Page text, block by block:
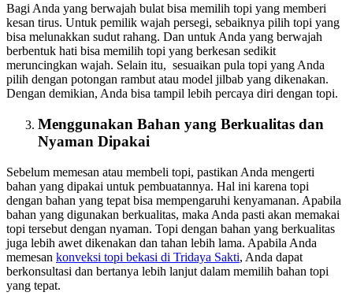
Bagi Anda yang berwajah bulat bisa memilih topi yang memberi
kesan tirus. Untuk pemilik wajah persegi, sebaiknya pilih topi yang
bisa melunakkan sudut rahang. Dan untuk Anda yang berwajah
berbentuk hati bisa memilih topi yang berkesan sedikit
meruncingkan wajah. Selain itu, sesuaikan pula topi yang Anda
pilih dengan potongan rambut atau model jilbab yang dikenakan.
Dengan demikian, Anda bisa tampil lebih percaya diri dengan topi.
Menggunakan Bahan yang Berkualitas dan
Nyaman Dipakai
Sebelum memesan atau membeli topi, pastikan Anda mengerti
bahan yang dipakai untuk pembuatannya. Hal ini karena topi
dengan bahan yang tepat bisa mempengaruhi kenyamanan. Apabila
bahan yang digunakan berkualitas, maka Anda pasti akan memakai
topi tersebut dengan nyaman. Topi dengan bahan yang berkualitas
juga lebih awet dikenakan dan tahan lebih lama. Apabila Anda
memesan konveksi topi bekasi di Tridaya Sakti, Anda dapat
berkonsultasi dan bertanya lebih lanjut dalam memilih bahan topi
yang tepat.